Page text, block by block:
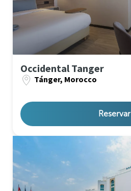
Occidental Tanger
Tánger, Morocco
Reservar